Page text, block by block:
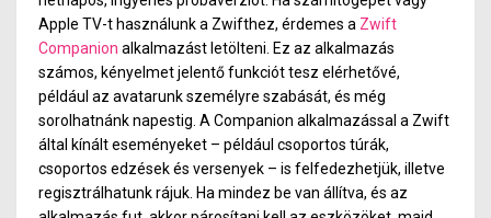
Apple TV-t használunk a Zwifthez, érdemes a Zwift
Companion alkalmazást letölteni. Ez az alkalmazás
számos, kényelmet jelentő funkciót tesz elérhetővé,
például az avatarunk személyre szabását, és még
sorolhatnánk napestig. A Companion alkalmazással a Zwift
által kínált eseményeket – például csoportos túrák,
csoportos edzések és versenyek – is felfedezhetjük, illetve
regisztrálhatunk rájuk. Ha mindez be van állítva, és az